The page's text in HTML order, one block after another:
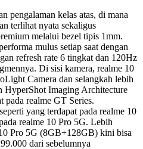
pengalaman kelas atas, di mana
terlihat nyata sekaligus
melalui bezel tipis 1mm.
mulus setiap saat dengan
refresh rate 6 tingkat dan 120Hz
Di sisi kamera, realme 10
Camera dan selangkah lebih
HyperShot Imaging Architecture
pada realme GT Series.
yang terdapat pada realme 10
realme 10 Pro 5G. Lebih
Pro 5G (8GB+128GB) kini bisa
dari sebelumnya